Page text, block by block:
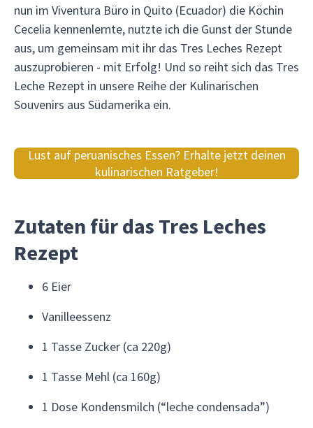
nun im Viventura Büro in Quito (Ecuador) die Köchin
Cecelia kennenlernte, nutzte ich die Gunst der Stunde
aus, um gemeinsam mit ihr das Tres Leches Rezept
auszuprobieren - mit Erfolg! Und so reiht sich das Tres
Leche Rezept in unsere Reihe der Kulinarischen
Souvenirs aus Südamerika ein.
Lust auf peruanisches Essen? Erhalte jetzt deinen
kulinarischen Ratgeber!
Zutaten für das Tres Leches
Rezept
6 Eier
Vanilleessenz
1 Tasse Zucker (ca 220g)
1 Tasse Mehl (ca 160g)
1 Dose Kondensmilch (“leche condensada”)